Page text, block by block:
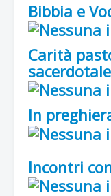
Bibbia e
Carità
sacerdotale
In
Incontri